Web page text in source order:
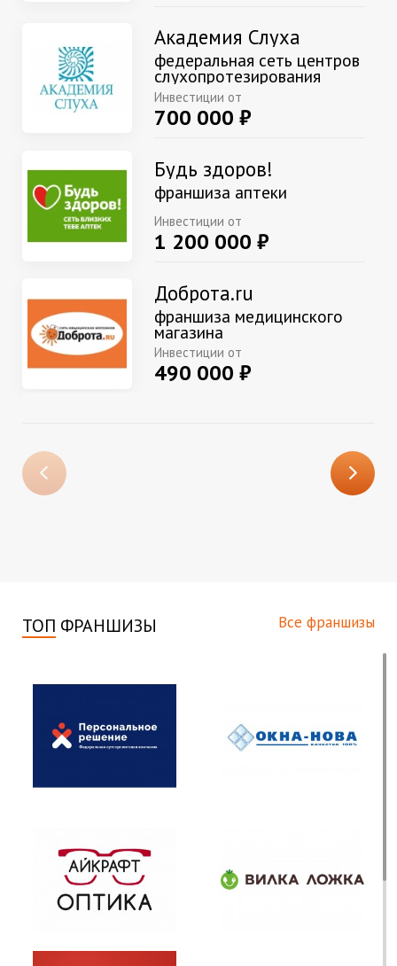
Академия Слуха
федеральная сеть центров
слухопротезирования
Инвестиции от
700 000 ₽
Будь здоров!
франшиза аптеки
Инвестиции от
1 200 000 ₽
Доброта.ru
франшиза медицинского
магазина
Инвестиции от
490 000 ₽
ТОП ФРАНШИЗЫ Все франшизы